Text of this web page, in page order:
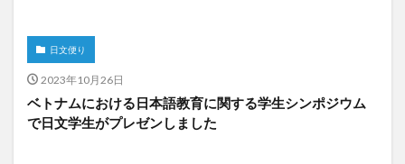
日文便り
2023年10月26日
ベトナムにおける日本語教育に関する学生シンポジウム
で日文学生がプレゼンしました